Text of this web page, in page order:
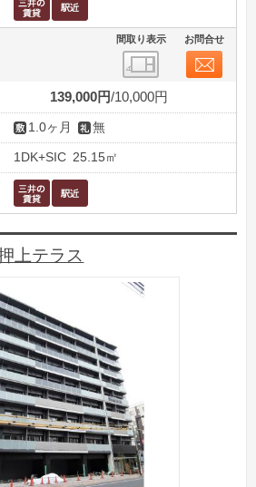
間取り表示 お問合せ
139,000円 10,000円
1.0ヶ月 無
1DK+SIC 25.15㎡
上テラス